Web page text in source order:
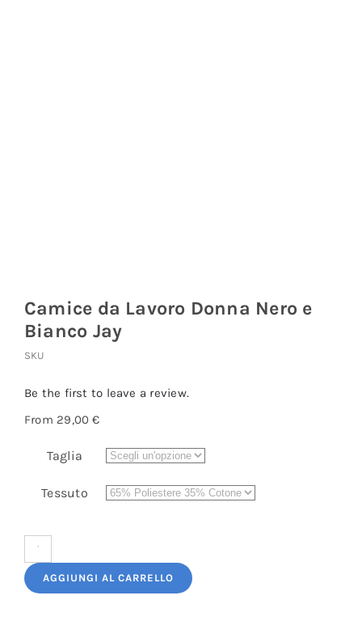
Camice da Lavoro Donna Nero e
Bianco Jay
SKU
Be the first to leave a review.
From 29,00€
Taglia
Tessuto
Camice
da
Lavoro
AGGIUNGI AL CARRELLO